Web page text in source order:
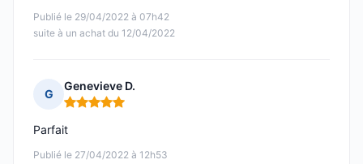
Publié le 29/04/2022 à 07h42
suite à un achat du 12/04/2022
G
Genevieve D.
Note : 5 sur 5
Publié le 27/04/2022 à 12h53
Parfait